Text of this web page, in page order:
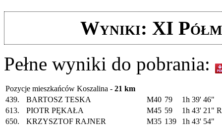
Wyniki: XI
Pełne wyniki do pobrania:
Pozycje mieszkańców Koszalina - 21 km
439.
BARTOSZ TESKA M40 79
1h 39' 46"
613.
PIOTR PĘKAŁA M45 59 1h 43' 21"
650.
KRZYSZTOF RAJNER M35 139
1h 43' 54"